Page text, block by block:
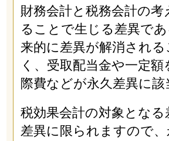
財務会計と税務会計の考
ることで生じる差異で
来的に差異が解消される
く、受取配当金や一定
際費などが永久差異に該
税効果会計の対象となる
差異に限られますので、